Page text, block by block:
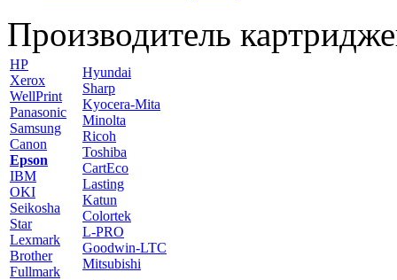
Производитель
HP
Xerox
WellPrint
Panasonic
Samsung
Canon
Epson
IBM
OKI
Seikosha
Star
Lexmark
Brother
Fullmark
Hyundai
Sharp
Kyocera-Mita
Minolta
Ricoh
Toshiba
CartEco
Lasting
Katun
Colortek
L-PRO
Goodwin-LTC
Mitsubishi